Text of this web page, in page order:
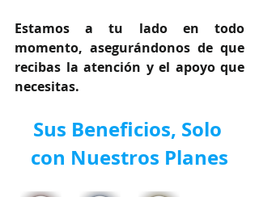
Estamos a tu lado en todo
momento, asegurándonos de que
recibas la atención y el apoyo que
necesitas.
Sus Beneficios, Solo
con Nuestros Planes